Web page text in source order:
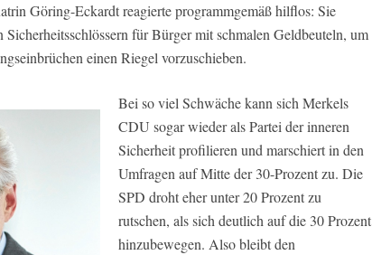
Göring-Eckardt reagierte programmgemäß hilflos: Sie
für Bürger mit schmalen Geldbeuteln, um
einen Riegel vorzuschieben.
Bei so viel Schwäche kann sich Merkels
CDU sogar wieder als Partei der inneren
Sicherheit profilieren und marschiert in den
Umfragen auf Mitte der 30-Prozent zu. Die
SPD droht eher unter 20 Prozent zu
rutschen, als sich deutlich auf die 30 Prozent
hinzubewegen. Also bleibt den